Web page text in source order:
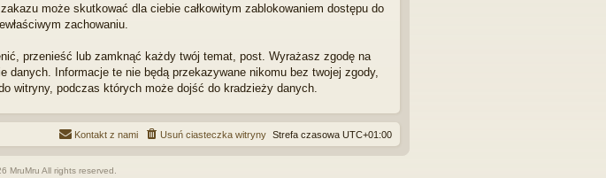
może skutkować dla ciebie całkowitym zablokowaniem dostępu do
zachowaniu.
przenieść lub zamknąć każdy twój temat, post. Wyrażasz zgodę na
Informacje te nie będą przekazywane nikomu bez twojej zgody,
witryny, podczas których może dojść do kradzieży danych.
Strefa czasowa UTC+01:00
Usuń ciasteczka witryny
Kontakt z nami
MruMru All rights reserved.